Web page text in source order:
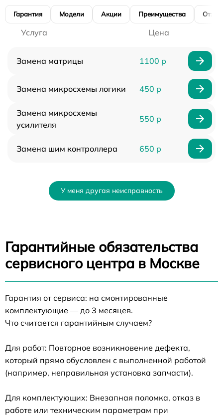
Гарантия Модели Акции Преимущества
Услуга Цена
Замена матрицы 1100 р
Замена микросхемы логики 450 р
Замена микросхемы
усилителя
550 р
Замена шим контроллера 650 р
У меня другая неисправность
Гарантийные обязательства
сервисного центра в Москве
Гарантия от сервиса: на смонтированные
комплектующие — до 3 месяцев.
Что считается гарантийным случаем?
Для работ: Повторное возникновение дефекта,
который прямо обусловлен с выполненной работой
(например, неправильная установка запчасти).
Для комплектующих: Внезапная поломка, отказ в
работе или техническим параметрам при